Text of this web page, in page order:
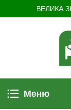
ВЕЛИКА
Меню